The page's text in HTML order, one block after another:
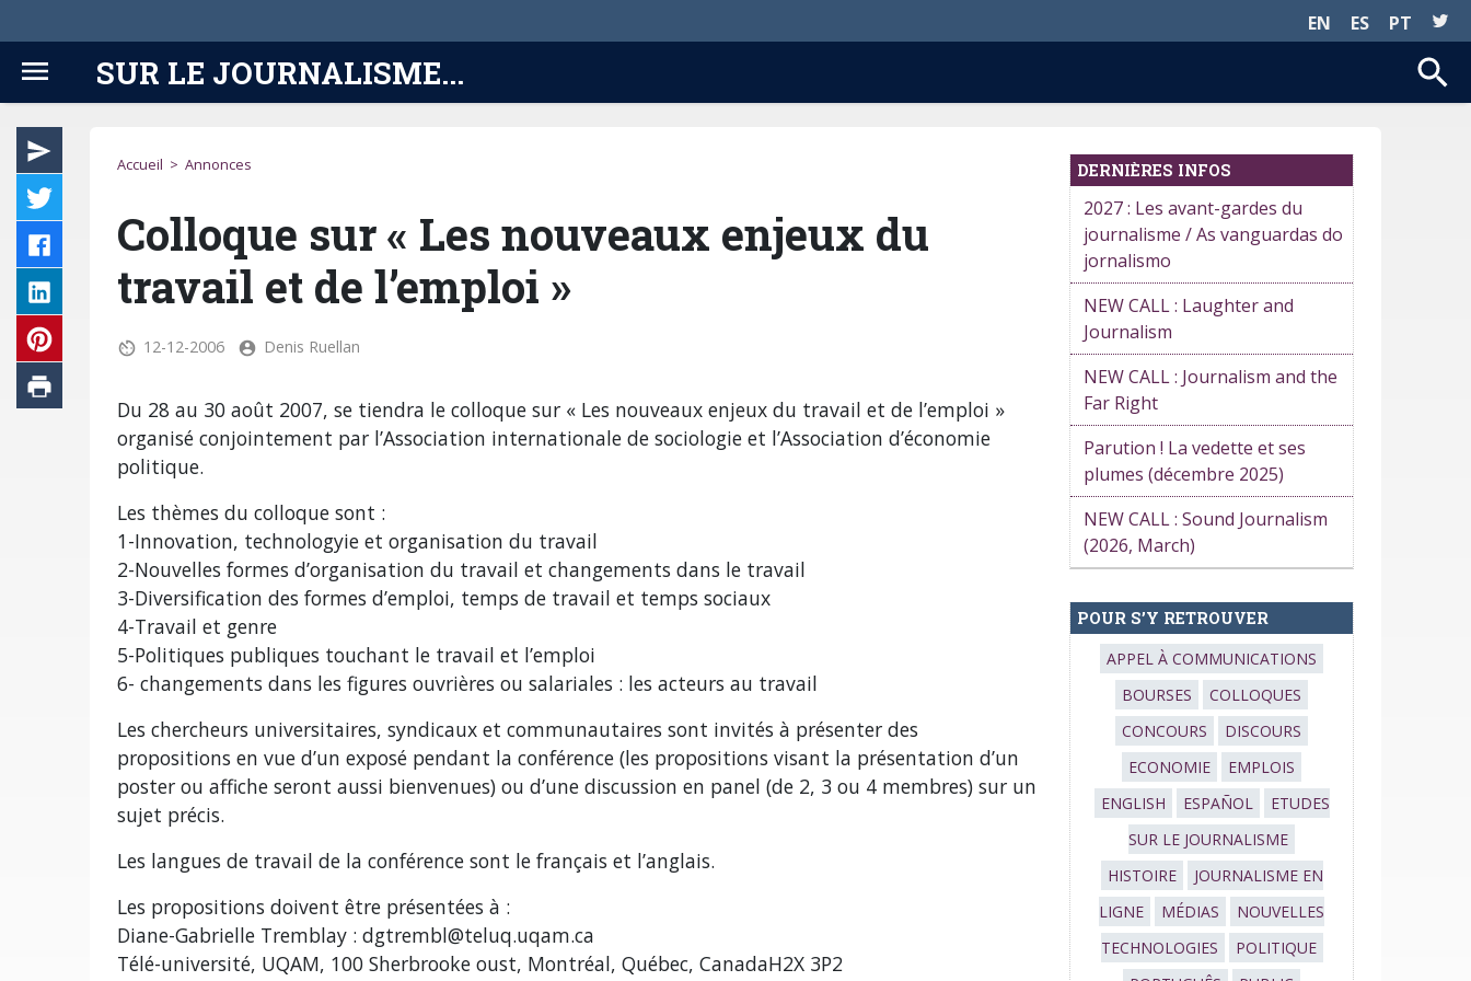
EN ES PT
SUR LE JOURNALISME...
Accueil > Annonces
Colloque sur « Les nouveaux enjeux du
travail et de l’emploi »
12-12-2006 Denis Ruellan
Du 28 au 30 août 2007, se tiendra le colloque sur « Les nouveaux enjeux du travail et de l’emploi »
organisé conjointement par l’Association internationale de sociologie et l’Association d’économie
politique.
Les thèmes du colloque sont :
1-Innovation, technologyie et organisation du travail
2-Nouvelles formes d’organisation du travail et changements dans le travail
3-Diversification des formes d’emploi, temps de travail et temps sociaux
4-Travail et genre
5-Politiques publiques touchant le travail et l’emploi
6- changements dans les figures ouvrières ou salariales : les acteurs au travail
Les chercheurs universitaires, syndicaux et communautaires sont invités à présenter des
propositions en vue d’un exposé pendant la conférence (les propositions visant la présentation d’un
poster ou affiche seront aussi bienvenues) ou d’une discussion en panel (de 2, 3 ou 4 membres) sur un
sujet précis.
Les langues de travail de la conférence sont le français et l’anglais.
Les propositions doivent être présentées à :
Diane-Gabrielle Tremblay : dgtrembl@teluq.uqam.ca
Télé-université, UQAM, 100 Sherbrooke oust, Montréal, Québec, CanadaH2X 3P2
DERNIÈRES INFOS
2027 : Les avant-gardes du
journalisme / As vanguardas do
jornalismo
NEW CALL : Laughter and
Journalism
NEW CALL : Journalism and the
Far Right
Parution ! La vedette et ses
plumes (décembre 2025)
NEW CALL : Sound Journalism
(2026, March)
POUR S’Y RETROUVER
APPEL À COMMUNICATIONS
BOURSES
COLLOQUES
CONCOURS
DISCOURS
ECONOMIE
EMPLOIS
ENGLISH
ESPAÑOL
ETUDES
SUR LE JOURNALISME
HISTOIRE
JOURNALISME EN
LIGNE
MÉDIAS
NOUVELLES
TECHNOLOGIES
POLITIQUE